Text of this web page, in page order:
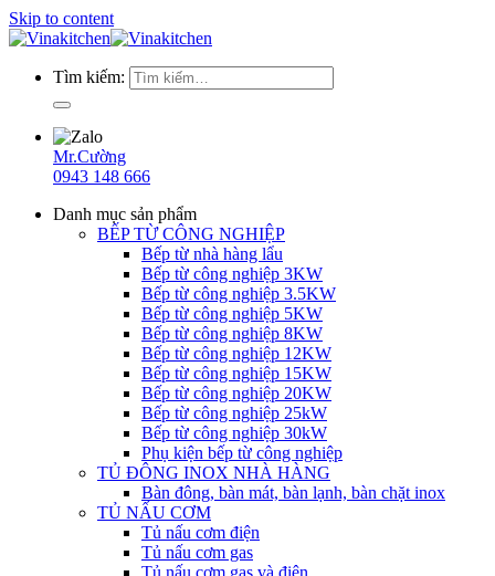
Skip to content
Tìm kiếm:
Mr.Cường
0943 148 666
Danh mục sản phẩm
BẾP TỪ CÔNG NGHIỆP
Bếp từ nhà hàng lẩu
Bếp từ công nghiệp 3KW
Bếp từ công nghiệp 3.5KW
Bếp từ công nghiệp 5KW
Bếp từ công nghiệp 8KW
Bếp từ công nghiệp 12KW
Bếp từ công nghiệp 15KW
Bếp từ công nghiệp 20KW
Bếp từ công nghiệp 25kW
Bếp từ công nghiệp 30kW
Phụ kiện bếp từ công nghiệp
TỦ ĐÔNG INOX NHÀ HÀNG
Bàn đông, bàn mát, bàn lạnh, bàn chặt inox
TỦ NẤU CƠM
Tủ nấu cơm điện
Tủ nấu cơm gas
Tủ nấu cơm gas và điện